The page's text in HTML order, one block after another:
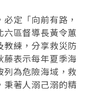
定「向前有路，
區督導長黃令蕙
教練，分享救災防
藤表示每年夏季海
列為危險海域，救
秉著人溺己溺的精